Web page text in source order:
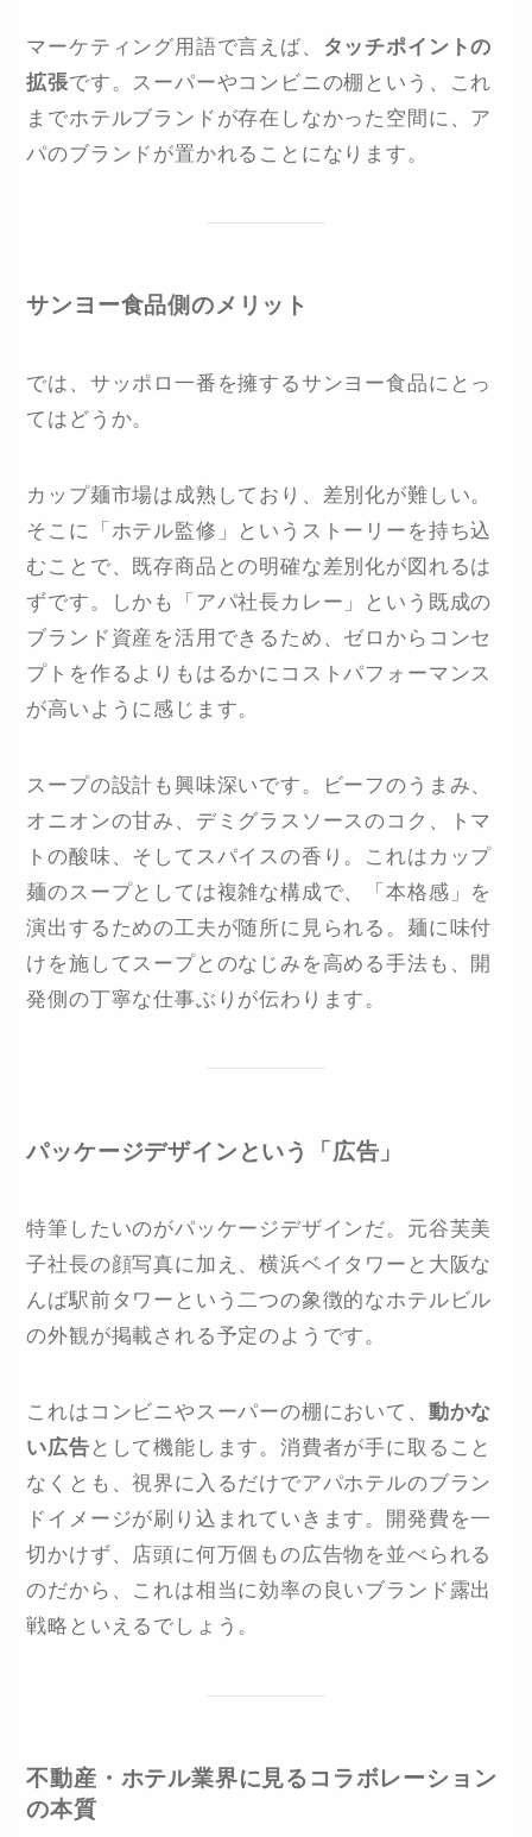
マーケティング用語で言えば、
タッチポイントの
拡張です。スーパーやコンビニの棚という、これ
までホテルブランドが存在しなかった空間に、ア
パのブランドが置かれることになります。
サンヨー食品側のメリット
では、サッポロ一番を擁するサンヨー食品にとっ
てはどうか。
カップ麺市場は成熟しており、差別化が難しい。
そこに「ホテル監修」というストーリーを持ち込
むことで、既存商品との明確な差別化が図れるは
ずです。しかも「アパ社長カレー」という既成の
ブランド資産を活用できるため、ゼロからコンセ
プトを作るよりもはるかにコストパフォーマンス
が高いように感じます。
スープの設計も興味深いです。ビーフのうまみ、
オニオンの甘み、デミグラスソースのコク、トマ
トの酸味、そしてスパイスの香り。これはカップ
麺のスープとしては複雑な構成で、「本格感」を
演出するための工夫が随所に見られる。麺に味付
けを施してスープとのなじみを高める手法も、開
発側の丁寧な仕事ぶりが伝わります。
パッケージデザインという「広告」
特筆したいのがパッケージデザインだ。元谷芙美
子社長の顔写真に加え、横浜ベイタワーと大阪な
んば駅前タワーという二つの象徴的なホテルビル
の外観が掲載される予定のようです。
これはコンビニやスーパーの棚において、 動かな
い広告 として機能します。消費者が手に取ること
なくとも、視界に入るだけでアパホテルのブラン
ドイメージが刷り込まれていきます。開発費を一
切かけず、店頭に何万個もの広告物を並べられる
のだから、これは相当に効率の良いブランド露出
戦略といえるでしょう。
不動産・ホテル業界に見るコラボレーション
の本質